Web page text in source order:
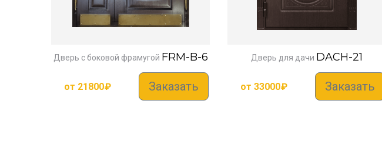
Дверь с боковой фрамугой FRM-B-6
от 21800₽ Заказать
Дверь для дачи DACH-21
от 33000₽ Заказать